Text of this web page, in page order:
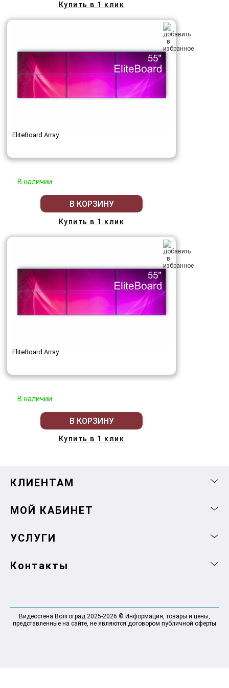
Купить в 1 клик
EliteBoard Array
В наличии
В КОРЗИНУ
Купить в 1 клик
EliteBoard Array
В наличии
В КОРЗИНУ
Купить в 1 клик
КЛИЕНТАМ
МОЙ КАБИНЕТ
УСЛУГИ
Контакты
Видеостена Волгоград 2025-2026 © Информация, товары и цены,
представленные на сайте, не являются договором публичной оферты